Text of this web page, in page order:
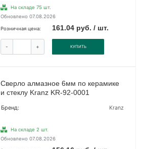
На складе 75 шт.
Обновлено 07.08.2026
Розничная цена: 161.04 руб. / шт.
- + КУПИТЬ
Сверло алмазное 6мм по керамике
и стеклу Kranz KR-92-0001
Бренд: Kranz
На складе 2 шт.
Обновлено 07.08.2026